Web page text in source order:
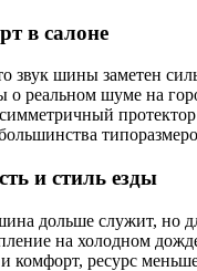
в салоне
звук шины заметен
о реальном шуме на
и стиль езды
дольше служит, но
на холодном
комфорт, ресурс